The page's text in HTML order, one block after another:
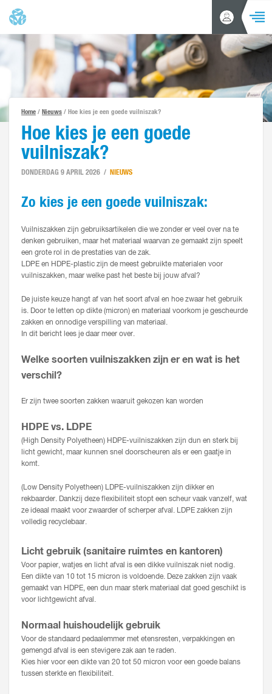
Home
Producten
Contact
Inloggen
/
Account
aanvragen
Home / Nieuws / Hoe kies je een goede vuilniszak?
Hoe kies je een goede
vuilniszak?
DONDERDAG 9 APRIL 2026 NIEUWS
Zo kies je een goede vuilniszak:
Vuilniszakken zijn gebruiksartikelen die we zonder er veel over na te
denken gebruiken, maar het materiaal waarvan ze gemaakt zijn speelt
een grote rol in de prestaties van de zak.
LDPE en HDPE-plastic zijn de meest gebruikte materialen voor
vuilniszakken, maar welke past het beste bij jouw afval?
De juiste keuze hangt af van het soort afval en hoe zwaar het gebruik
is. Door te letten op dikte (micron) en materiaal voorkom je gescheurde
zakken en onnodige verspilling van materiaal.
In dit bericht lees je daar meer over.
Welke soorten vuilniszakken zijn er en wat is het
verschil?
Er zijn twee soorten zakken waaruit gekozen kan worden
HDPE vs. LDPE
(High Density Polyetheen) HDPE-vuilniszakken zijn dun en sterk bij
licht gewicht, maar kunnen snel doorscheuren als er een gaatje in
komt.
(Low Density Polyetheen) LDPE-vuilniszakken zijn dikker en
rekbaarder. Dankzij deze flexibiliteit stopt een scheur vaak vanzelf, wat
ze ideaal maakt voor zwaarder of scherper afval. LDPE zakken zijn
volledig recyclebaar.
Licht gebruik (sanitaire ruimtes en kantoren)
Voor papier, watjes en licht afval is een dikke vuilniszak niet nodig.
Een dikte van 10 tot 15 micron is voldoende. Deze zakken zijn vaak
gemaakt van HDPE, een dun maar sterk materiaal dat goed geschikt is
voor lichtgewicht afval.
Normaal huishoudelijk gebruik
Voor de standaard pedaalemmer met etensresten, verpakkingen en
gemengd afval is een stevigere zak aan te raden.
Kies hier voor een dikte van 20 tot 50 micron voor een goede balans
tussen sterkte en flexibiliteit.